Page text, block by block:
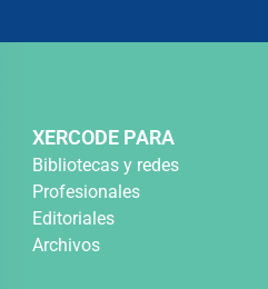
XERCODE PARA
Bibliotecas y redes
Profesionales
Editoriales
Archivos